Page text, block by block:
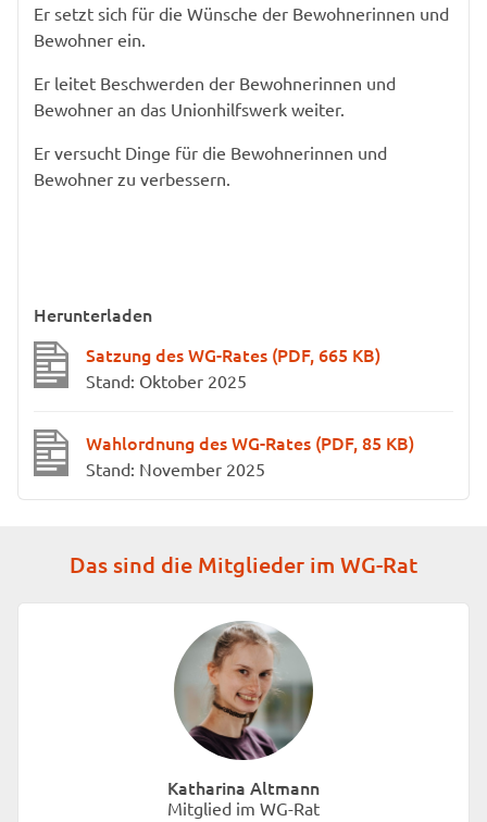
Er setzt sich für die Wünsche der Bewohnerinnen und
Bewohner ein.
Er leitet Beschwerden der Bewohnerinnen und
Bewohner an das Unionhilfswerk weiter.
Er versucht Dinge für die Bewohnerinnen und
Bewohner zu verbessern.
Herunterladen
Satzung des WG-Rates (PDF, 665 KB)
Stand: Oktober 2025
Wahlordnung des WG-Rates (PDF, 85 KB)
Stand: November 2025
Das sind die Mitglieder im WG-Rat
Katharina Altmann
Mitglied im WG-Rat